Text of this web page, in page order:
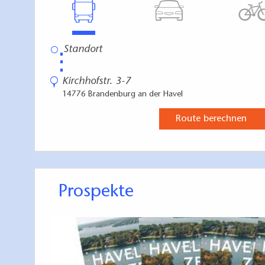
⋮
Kirchhofstr. 3-7
14776 Brandenburg an der Havel
Route berechnen
Prospekte